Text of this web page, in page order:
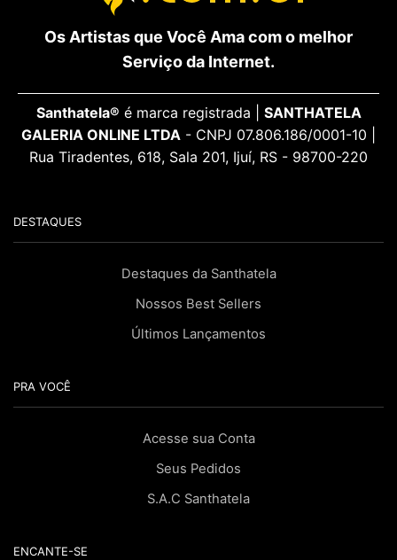
Os Artistas que Você Ama com o melhor
Serviço da Internet.
Santhatela® é marca registrada | SANTHATELA
GALERIA ONLINE LTDA - CNPJ 07.806.186/0001-10 |
Rua Tiradentes, 618, Sala 201, Ijuí, RS - 98700-220
DESTAQUES
Destaques da Santhatela
Nossos Best Sellers
Últimos Lançamentos
PRA VOCÊ
Acesse sua Conta
Seus Pedidos
S.A.C Santhatela
ENCANTE-SE